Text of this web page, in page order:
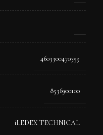
4603300470359
8536900100
iLEDEX TECHNICAL